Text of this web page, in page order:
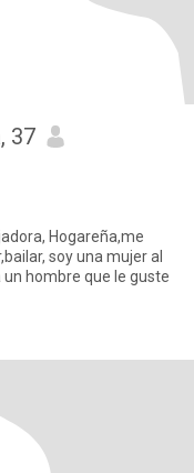
, 37
Hogareña,me
soy una mujer al
hombre que le guste